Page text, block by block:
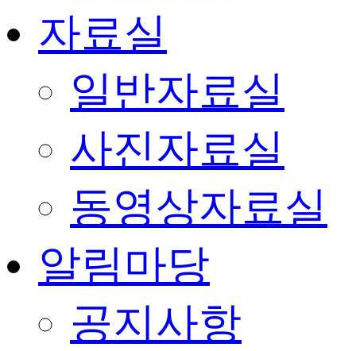
자료실
일반자료실
사진자료실
동영상자료실
알림마당
공지사항